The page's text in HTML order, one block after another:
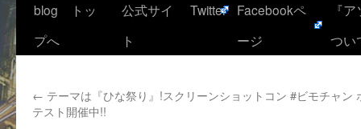
blog トッ
プへ
公式サイ
ト
Twitter
Facebookペ
ージ
『
つい
← テーマは『ひな祭り』!スクリーンショットコン
テスト開催中!!
#ビモチャン